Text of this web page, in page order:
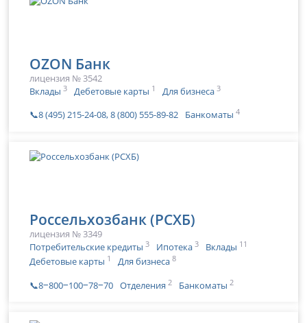
OZON Банк
лицензия № 3542
Вклады 3 Дебетовые карты 1 Для бизнеса 3
📞8 (495) 215-24-08, 8 (800) 555-89-82 Банкоматы 4
Россельхозбанк (РСХБ)
лицензия № 3349
Потребительские кредиты 3 Ипотека 3 Вклады 11
Дебетовые карты 1 Для бизнеса 8
📞8‒800‒100‒78‒70 Отделения 2 Банкоматы 2